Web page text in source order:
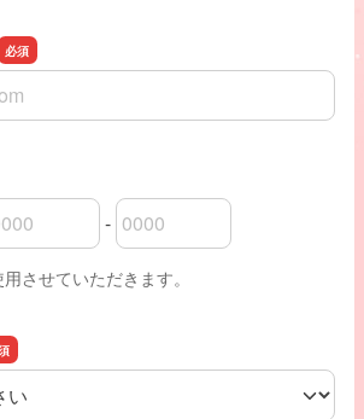
番
番 -
号
させていただきます。